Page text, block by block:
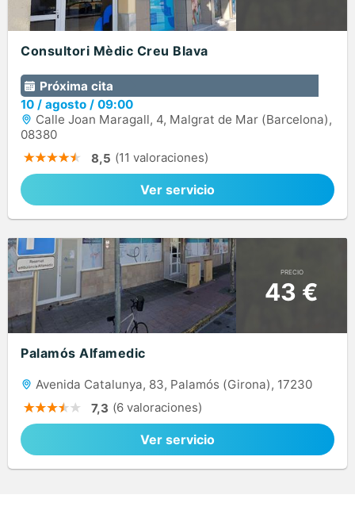
Consultori Mèdic Creu Blava
Próxima cita
10 / agosto / 09:00
Calle Joan Maragall, 4, Malgrat de Mar (Barcelona),
08380
8,5 (11 valoraciones)
Ver servicio
PRECIO
43 €
Palamós Alfamedic
Avenida Catalunya, 83, Palamós (Girona), 17230
7,3 (6 valoraciones)
Ver servicio